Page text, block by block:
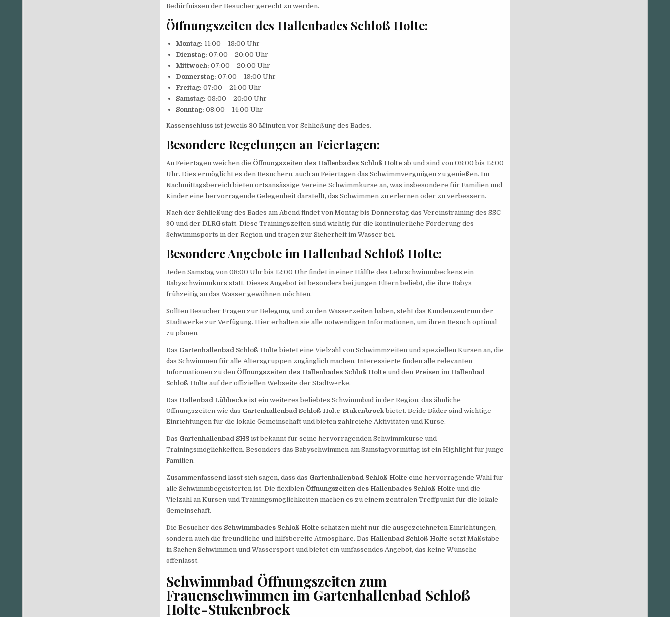
Bedürfnissen der Besucher gerecht zu werden.
Öffnungszeiten des Hallenbades Schloß Holte:
Montag: 11:00 – 18:00 Uhr
Dienstag: 07:00 – 20:00 Uhr
Mittwoch: 07:00 – 20:00 Uhr
Donnerstag: 07:00 – 19:00 Uhr
Freitag: 07:00 – 21:00 Uhr
Samstag: 08:00 – 20:00 Uhr
Sonntag: 08:00 – 14:00 Uhr
Kassenschluss ist jeweils 30 Minuten vor Schließung des Bades.
Besondere Regelungen an Feiertagen:
An Feiertagen weichen die Öffnungszeiten des Hallenbades Schloß Holte ab und sind von 08:00 bis 12:00
Uhr. Dies ermöglicht es den Besuchern, auch an Feiertagen das Schwimmvergnügen zu genießen. Im
Nachmittagsbereich bieten ortsansässige Vereine Schwimmkurse an, was insbesondere für Familien und
Kinder eine hervorragende Gelegenheit darstellt, das Schwimmen zu erlernen oder zu verbessern.
Nach der Schließung des Bades am Abend findet von Montag bis Donnerstag das Vereinstraining des SSC
90 und der DLRG statt. Diese Trainingszeiten sind wichtig für die kontinuierliche Förderung des
Schwimmsports in der Region und tragen zur Sicherheit im Wasser bei.
Besondere Angebote im Hallenbad Schloß Holte:
Jeden Samstag von 08:00 Uhr bis 12:00 Uhr findet in einer Hälfte des Lehrschwimmbeckens ein
Babyschwimmkurs statt. Dieses Angebot ist besonders bei jungen Eltern beliebt, die ihre Babys
frühzeitig an das Wasser gewöhnen möchten.
Sollten Besucher Fragen zur Belegung und zu den Wasserzeiten haben, steht das Kundenzentrum der
Stadtwerke zur Verfügung. Hier erhalten sie alle notwendigen Informationen, um ihren Besuch optimal
zu planen.
Das Gartenhallenbad Schloß Holte bietet eine Vielzahl von Schwimmzeiten und speziellen Kursen an, die
das Schwimmen für alle Altersgruppen zugänglich machen. Interessierte finden alle relevanten
Informationen zu den Öffnungszeiten des Hallenbades Schloß Holte und den Preisen im Hallenbad
Schloß Holte auf der offiziellen Webseite der Stadtwerke.
Das Hallenbad Lübbecke ist ein weiteres beliebtes Schwimmbad in der Region, das ähnliche
Öffnungszeiten wie das Gartenhallenbad Schloß Holte-Stukenbrockbietet. Beide Bäder sind wichtige
Einrichtungen für die lokale Gemeinschaft und bieten zahlreiche Aktivitäten und Kurse.
Das Gartenhallenbad SHSist bekannt für seine hervorragenden Schwimmkurse und
Trainingsmöglichkeiten. Besonders das Babyschwimmen am Samstagvormittag ist ein Highlight für junge
Familien.
Zusammenfassend lässt sich sagen, dass das Gartenhallenbad Schloß Holte eine hervorragende Wahl für
alle Schwimmbegeisterten ist. Die flexiblen Öffnungszeiten des Hallenbades Schloß Holte und die
Vielzahl an Kursen und Trainingsmöglichkeiten machen es zu einem zentralen Treffpunkt für die lokale
Gemeinschaft.
Die Besucher des Schwimmbades Schloß Holte schätzen nicht nur die ausgezeichneten Einrichtungen,
sondern auch die freundliche und hilfsbereite Atmosphäre. Das Hallenbad Schloß Holte setzt Maßstäbe
in Sachen Schwimmen und Wassersport und bietet ein umfassendes Angebot, das keine Wünsche
offenlässt.
Schwimmbad Öffnungszeiten zum
Frauenschwimmen im Gartenhallenbad Schloß
Holte-Stukenbrock